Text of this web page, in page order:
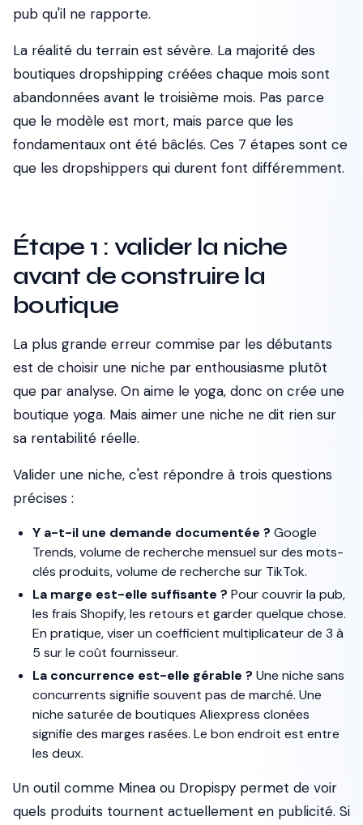
pub qu'il ne rapporte.
La réalité du terrain est sévère. La majorité des
boutiques dropshipping créées chaque mois sont
abandonnées avant le troisième mois. Pas parce
que le modèle est mort, mais parce que les
fondamentaux ont été bâclés. Ces 7 étapes sont ce
que les dropshippers qui durent font différemment.
Étape 1 : valider la niche
avant de construire la
boutique
La plus grande erreur commise par les débutants
est de choisir une niche par enthousiasme plutôt
que par analyse. On aime le yoga, donc on crée une
boutique yoga. Mais aimer une niche ne dit rien sur
sa rentabilité réelle.
Valider une niche, c'est répondre à trois questions
précises :
Y a-t-il une demande documentée ? Google
Trends, volume de recherche mensuel sur des mots-
clés produits, volume de recherche sur TikTok.
La marge est-elle suffisante ? Pour couvrir la pub,
les frais Shopify, les retours et garder quelque chose.
En pratique, viser un coefficient multiplicateur de 3 à
5 sur le coût fournisseur.
La concurrence est-elle gérable ? Une niche sans
concurrents signifie souvent pas de marché. Une
niche saturée de boutiques Aliexpress clonées
signifie des marges rasées. Le bon endroit est entre
les deux.
Un outil comme Minea ou Dropispy permet de voir
quels produits tournent actuellement en publicité. Si